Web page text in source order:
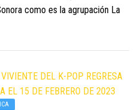
como es la agrupación La